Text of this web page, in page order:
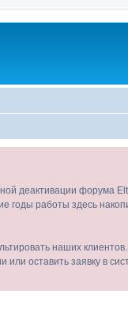
деактивации форума
годы работы здесь
наших
или оставить заявку в